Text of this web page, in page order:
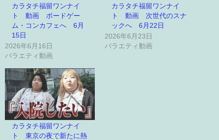
カラタチ福留ワンナイ
ト 動画 ボードゲー
ム・コンカフェへ 6月
15日
2026年6月16日
バラエティ動画
カラタチ福留ワンナイ
ト 動画 次世代のスナ
ックへ 6月22日
2026年6月23日
バラエティ動画
カラタチ福留ワンナイ
ト 東京の夜で新たに熱